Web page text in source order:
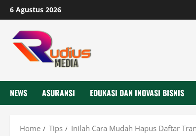
Skip
to
content
6 Agustus 2026
NEWS ASURANSI EDUKASI DAN INOVASI BISNIS
Home Tips Inilah Cara Mudah Hapus Daftar